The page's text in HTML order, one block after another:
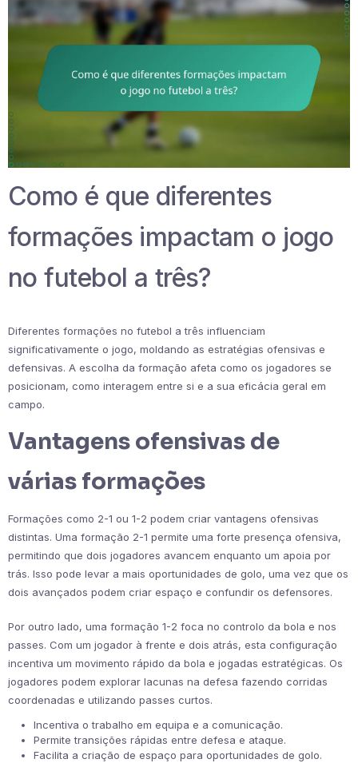
Como é que diferentes
formações impactam o jogo
no futebol a três?
Diferentes formações no futebol a três influenciam
significativamente o jogo, moldando as estratégias ofensivas e
defensivas. A escolha da formação afeta como os jogadores se
posicionam, como interagem entre si e a sua eficácia geral em
campo.
Vantagens ofensivas de
várias formações
Formações como 2-1 ou 1-2 podem criar vantagens ofensivas
distintas. Uma formação 2-1 permite uma forte presença ofensiva,
permitindo que dois jogadores avancem enquanto um apoia por
trás. Isso pode levar a mais oportunidades de golo, uma vez que os
dois avançados podem criar espaço e confundir os defensores.
Por outro lado, uma formação 1-2 foca no controlo da bola e nos
passes. Com um jogador à frente e dois atrás, esta configuração
incentiva um movimento rápido da bola e jogadas estratégicas. Os
jogadores podem explorar lacunas na defesa fazendo corridas
coordenadas e utilizando passes curtos.
Incentiva o trabalho em equipa e a comunicação.
Permite transições rápidas entre defesa e ataque.
Facilita a criação de espaço para oportunidades de golo.